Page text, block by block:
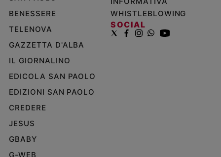
BENESSERE
TELENOVA
GAZZETTA D'ALBA
IL GIORNALINO
EDICOLA SAN PAOLO
EDIZIONI SAN PAOLO
CREDERE
JESUS
GBABY
G-WEB
WHISTLEBLOWING
SOCIAL